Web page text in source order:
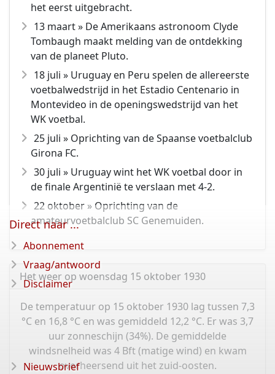
het eerst uitgebracht.
13 maart » De Amerikaans astronoom Clyde
Tombaugh maakt melding van de ontdekking
van de planeet Pluto.
18 juli » Uruguay en Peru spelen de allereerste
voetbalwedstrijd in het Estadio Centenario in
Montevideo in de openingswedstrijd van het
WK voetbal.
25 juli » Oprichting van de Spaanse voetbalclub
Girona FC.
30 juli » Uruguay wint het WK voetbal door in
de finale Argentinië te verslaan met 4-2.
22 oktober » Oprichting van de
amateurvoetbalclub SC Genemuiden.
Het weer op woensdag 15 oktober 1930
De temperatuur op 15 oktober 1930 lag tussen 7,3
°C en 16,8 °C en was gemiddeld 12,2 °C. Er was 3,7
uur zonneschijn (34%). De gemiddelde
windsnelheid was 4 Bft (matige wind) en kwam
overheersend uit het zuid-oosten.
Direct naar ...
Abonnement
Vraag/antwoord
Disclaimer
Nieuwsbrief